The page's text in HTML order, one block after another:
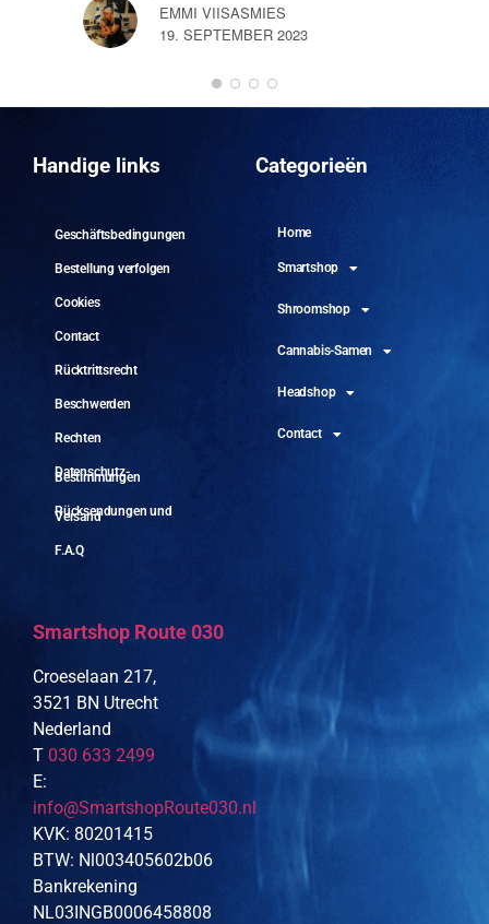
EMMI VIISASMIES
19. SEPTEMBER 2023
Handige links
Geschäftsbedingungen
Bestellung verfolgen
Cookies
Contact
Rücktrittsrecht
Beschwerden
Rechten
Datenschutz-
Bestimmungen
Rücksendungen und
Versand
F.A.Q
Categorieën
Home
Smartshop
Shroomshop
Cannabis-Samen
Headshop
Contact
Smartshop Route 030
Croeselaan 217,
3521 BN Utrecht
Nederland
T 030 633 2499
E:
info@SmartshopRoute030.nl
KVK: 80201415
BTW: Nl003405602b06
Bankrekening
NL03INGB0006458808